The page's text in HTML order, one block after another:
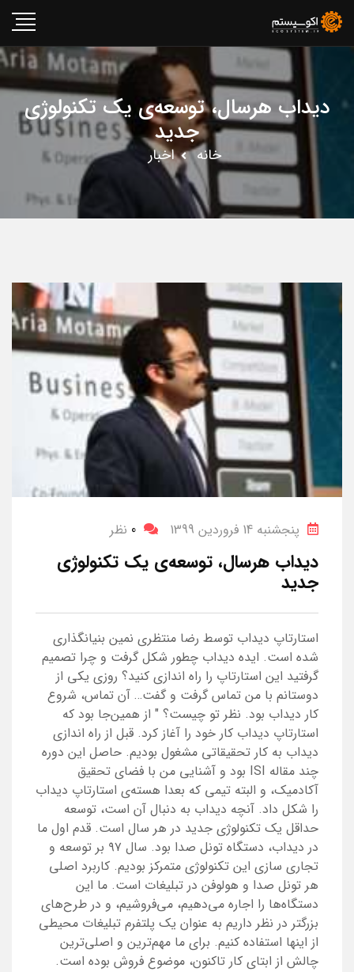
دیداب هرسال، توسعه‌ی یک تکنولوژی
جدید
خانه اخبار
پنجشنبه 14 فروردین 1399 0 نظر
دیداب هرسال، توسعه‌ی یک تکنولوژی
جدید
استارتاپ دیداب توسط رضا منتظری نمین بنیانگذاری
شده است. ایده دیداب چطور شکل گرفت و چرا تصمیم
گرفتید این استارتاپ را راه اندازی کنید؟ روزی یکی از
دوستانم با من تماس گرفت و گفت… آن تماس، شروع
کار دیداب بود. نظر تو چیست؟ " از همین‌جا بود که
استارتاپ دیداب کار خود را آغاز کرد. قبل از راه اندازی
دیداب به کار تحقیقاتی مشغول بودیم. حاصل این دوره
چند مقاله ISI بود و آشنایی من با فضای تحقیق
آکادمیک، و البته تیمی که بعدا هسته‌ی استارتاپ دیداب
را شکل داد. آنچه دیداب به دنبال آن است، توسعه
حداقل یک تکنولوژی جدید در هر سال است. قدم اول ما
در دیداب، دستگاه تونل صدا بود. سال ۹۷ بر توسعه و
تجاری سازی این تکنولوژی متمرکز بودیم. کاربرد اصلی
هر تونل صدا و هولوفن در تبلیغات است. ما این
دستگاه‌ها را اجاره می‌دهیم، می‌فروشیم، و در طرح‌های
بزرگتر در نظر داریم به عنوان یک پلتفرم تبلیغات محیطی
از اینها استفاده کنیم. برای ما مهم‌ترین و اصلی‌ترین
چالش از ابتای کار تاکنون، موضوع فروش بوده است.